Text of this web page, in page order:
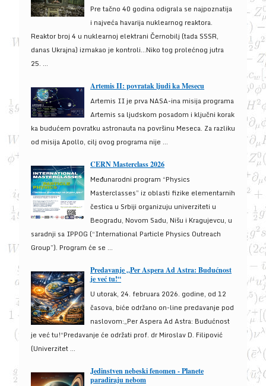
Pre tačno 40 godina odigrala se najpoznatija
i najveća havarija nuklearnog reaktora.
Reaktor broj 4 u nuklearnoj elektrani Černobilj (tada SSSR,
danas Ukrajna) izmakao je kontroli...Niko tog prolećnog jutra
25. ...
Artemis II: povratak ljudi ka Mesecu
Artemis II je prva NASA-ina misija programa
Artemis sa ljudskom posadom i ključni korak
ka budućem povratku astronauta na površinu Meseca. Za razliku
od misija Apollo, cilj ovog programa nije ...
CERN Masterclass 2026
Međunarodni program “Physics
Masterclasses” iz oblasti fizike elementarnih
čestica u Srbiji organizuju univerziteti u
Beogradu, Novom Sadu, Nišu i Kragujevcu, u
saradnji sa IPPOG (“International Particle Physics Outreach
Group”). Program će se ...
Predavanje „Per Aspera Ad Astra: Budućnost
je već tu!“
U utorak, 24. februara 2026. godine, od 12
časova, biće održano on-line predavanje pod
naslovom:„Per Aspera Ad Astra: Budućnost
je već tu!“Predavanje će održati prof. dr Miroslav D. Filipović
(Univerzitet ...
Jedinstven nebeski fenomen - Planete
paradiraju nebom